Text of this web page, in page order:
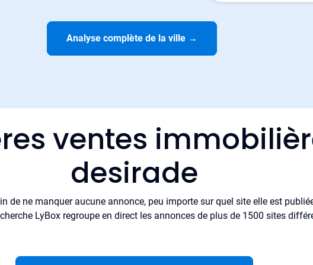
Analyse complète de la ville →
ventes
desirade
de ne manquer aucune annonce, peu importe sur quel site elle est
LyBox regroupe en direct les annonces de plus de 1500 sites